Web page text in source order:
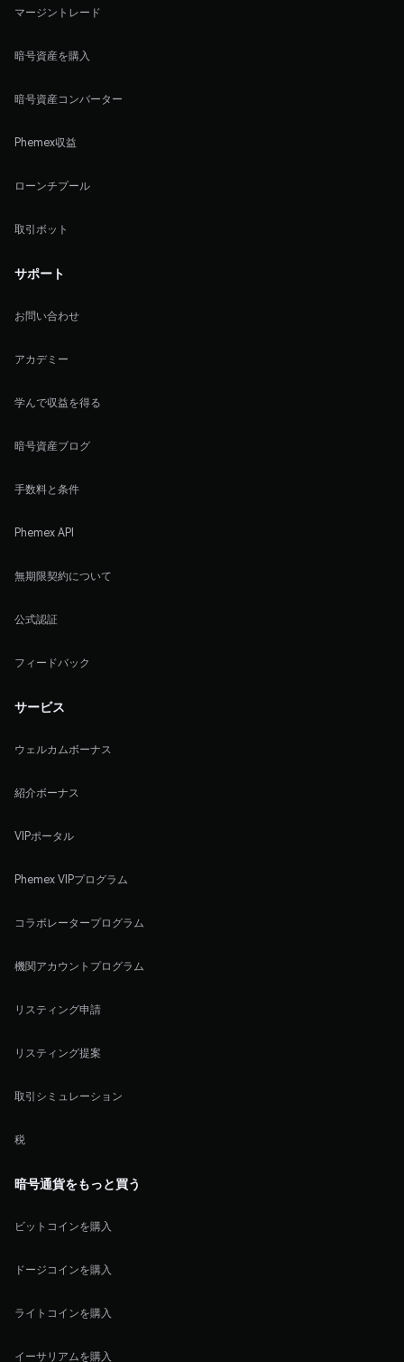
マージントレード
暗号資産を購入
暗号資産コンバーター
Phemex収益
ローンチプール
取引ボット
サポート
お問い合わせ
アカデミー
学んで収益を得る
暗号資産ブログ
手数料と条件
Phemex API
無期限契約について
公式認証
フィードバック
サービス
ウェルカムボーナス
紹介ボーナス
VIPポータル
Phemex VIPプログラム
コラボレータープログラム
機関アカウントプログラム
リスティング申請
リスティング提案
取引シミュレーション
税
暗号通貨をもっと買う
ビットコインを購入
ドージコインを購入
ライトコインを購入
イーサリアムを購入